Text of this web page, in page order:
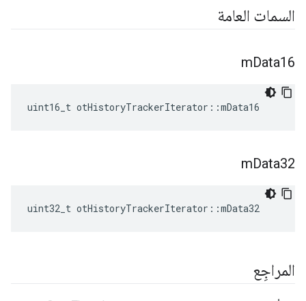
السمات العامة
mData16
uint16_t otHistoryTrackerIterator ::mData16
mData32
uint32_t otHistoryTrackerIterator ::mData32
المراجِع